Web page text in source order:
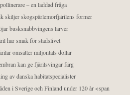
– en laddad fråga
skiljer skogspärlemorfjärilens former
busksnabbvingens larver
har smak för stadslivet
omsätter miljontals dollar
kan ge fjärilsvingar färg
av danska habitatspecialister
i Sverige och Finland under 120 år <span